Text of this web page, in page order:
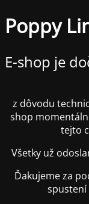
Poppy
E-shop je
z dôvodu
shop
tejto
Všetky už
Ďakujeme za
spustení